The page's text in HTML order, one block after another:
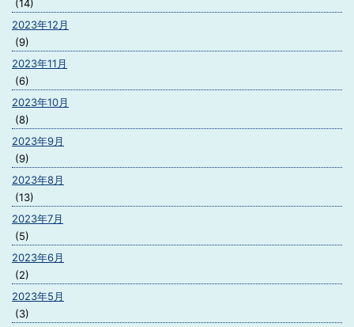
(14)
2023年12月
(9)
2023年11月
(6)
2023年10月
(8)
2023年9月
(9)
2023年8月
(13)
2023年7月
(5)
2023年6月
(2)
2023年5月
(3)